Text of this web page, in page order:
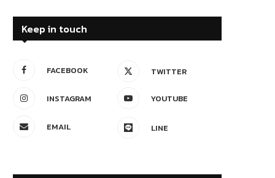
Keep in touch
FACEBOOK TWITTER
INSTAGRAM YOUTUBE
EMAIL LINE